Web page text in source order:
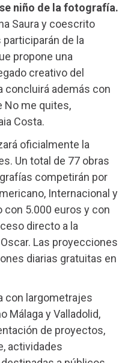
niño de la fotografía.
Saura y coescrito
participarán de la
propone una
creativo del
concluirá además con
No me quites,
Costa.
oficialmente la
Un total de 77 obras
competirán por
Internacional y
con 5.000 euros y con
directo a la
Las proyecciones
diarias gratuitas en
con largometrajes
Málaga y Valladolid,
de proyectos,
actividades